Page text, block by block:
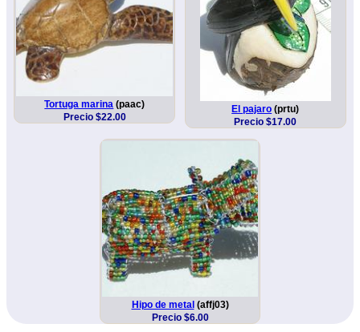
Tortuga marina (paac)
Precio $22.00
El pajaro (prtu)
Precio $17.00
Hipo de metal (affj03)
Precio $6.00